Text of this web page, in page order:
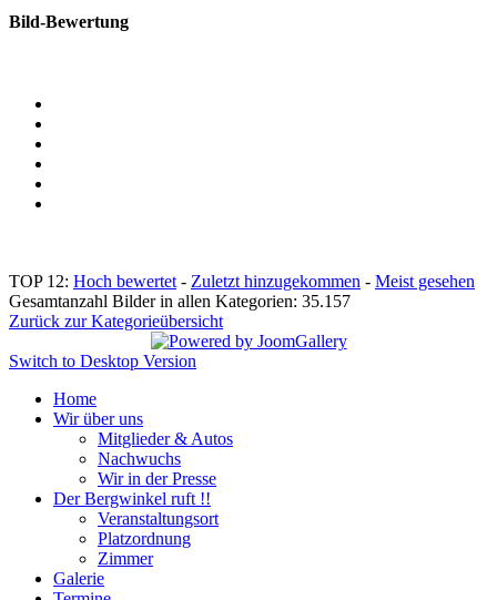
Bild-Bewertung
TOP 12: Hoch bewertet - Zuletzt hinzugekommen - Meist gesehen
Gesamtanzahl Bilder in allen Kategorien: 35.157
Zurück zur Kategorieübersicht
Switch to Desktop Version
Home
Wir über uns
Mitglieder & Autos
Nachwuchs
Wir in der Presse
Der Bergwinkel ruft !!
Veranstaltungsort
Platzordnung
Zimmer
Galerie